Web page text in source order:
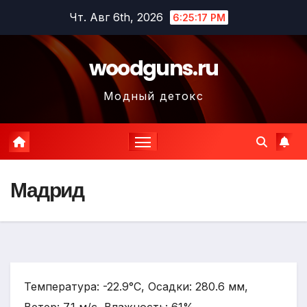
содержимому
Чт. Авг 6th, 2026 6:25:18 PM
woodguns.ru
Модный детокс
Мадрид
Температура: -22.9°C, Осадки: 280.6 мм,